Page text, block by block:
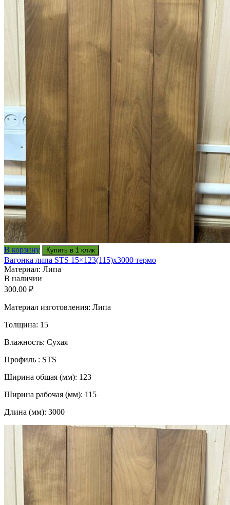
В корзину Купить в 1 клик
Вагонка липа STS 15×123(115)x3000 термо
Материал: Липа
В наличии
300.00 ₽
Материал изготовления: Липа
Толщина: 15
Влажность: Сухая
Профиль : STS
Ширина общая (мм): 123
Ширина рабочая (мм): 115
Длина (мм): 3000